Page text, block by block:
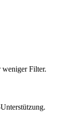
weniger Filter.